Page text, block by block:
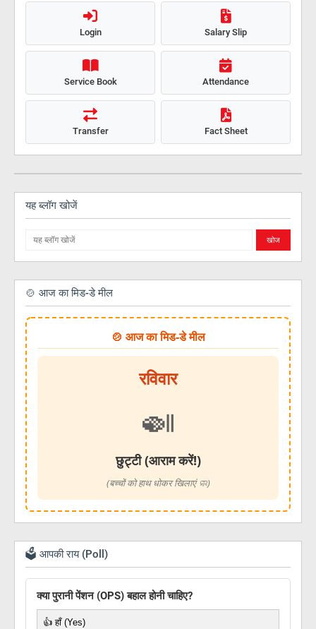
Login Salary Slip
Service Book Attendance
Transfer Fact Sheet
यह ब्लॉग खोजें
🍲 आज का मिड-डे मील
🍲 आज का मिड-डे मील
रविवार
🍛
छुट्टी (आराम करें!)
(बच्चों को हाथ धोकर खिलाएं 🧼)
🗳️ आपकी राय (Poll)
क्या पुरानी पेंशन (OPS) बहाल होनी चाहिए?
👍 हाँ (Yes)